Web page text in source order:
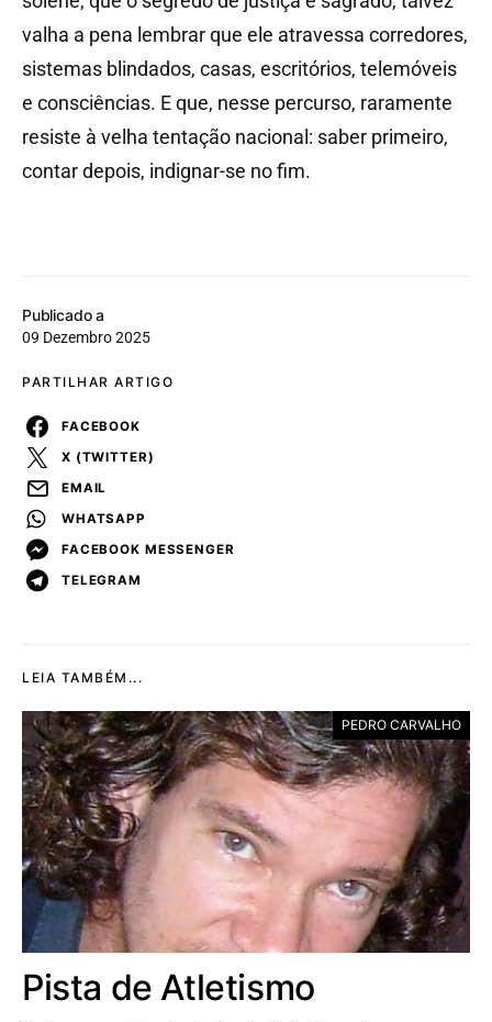
Publicado a
09 Dezembro 2025
PARTILHAR ARTIGO
FACEBOOK
X (TWITTER)
EMAIL
WHATSAPP
FACEBOOK MESSENGER
TELEGRAM
valha a pena lembrar que ele atravessa corredores,
sistemas blindados, casas, escritórios, telemóveis
e consciências. E que, nesse percurso, raramente
resiste à velha tentação nacional: saber primeiro,
contar depois, indignar-se no fim.
LEIA TAMBÉM...
PEDRO CARVALHO
Pista de Atletismo